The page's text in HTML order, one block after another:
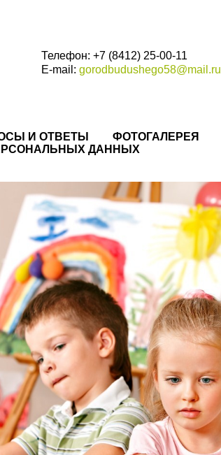
Телефон: +7 (8412) 25-00-11
E-mail: gorodbudushego58@mail.ru
И ОТВЕТЫ ФОТОГАЛЕРЕЯ
ДАННЫХ